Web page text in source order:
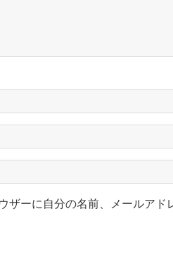
ザーに自分の名前、メールアド